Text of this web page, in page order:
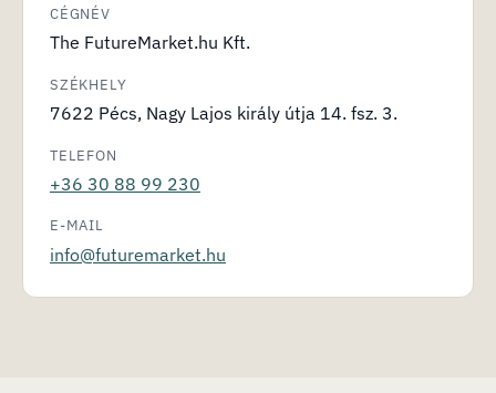
CÉGNÉV
The FutureMarket.hu Kft.
SZÉKHELY
7622 Pécs, Nagy Lajos király útja 14. fsz. 3.
TELEFON
+36 30 88 99 230
E-MAIL
info@futuremarket.hu